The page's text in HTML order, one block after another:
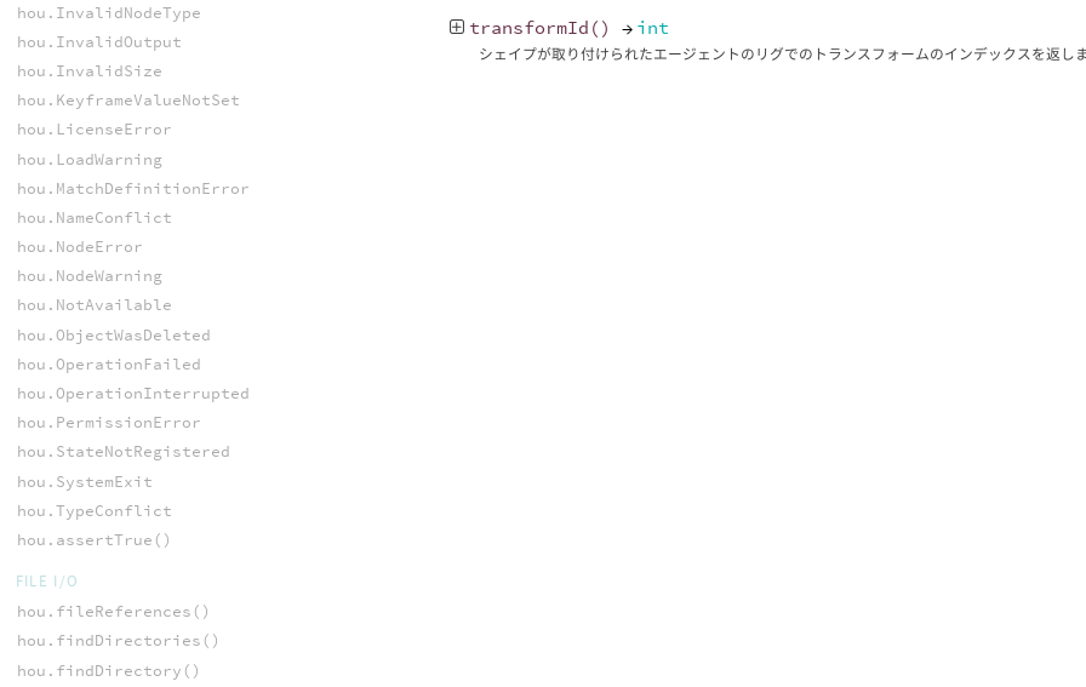
transformId () → int
シェイプが取り付けられたエージェントのリグでのトランスフォームのインデックスを返し
hou.InvalidNodeType
hou.InvalidOutput
hou.InvalidSize
hou.KeyframeValueNotSet
hou.LicenseError
hou.LoadWarning
hou.MatchDefinitionError
hou.NameConflict
hou.NodeError
hou.NodeWarning
hou.NotAvailable
hou.ObjectWasDeleted
hou.OperationFailed
hou.OperationInterrupted
hou.PermissionError
hou.StateNotRegistered
hou.SystemExit
hou.TypeConflict
hou.assertTrue()
FILE I/O
hou.fileReferences()
hou.findDirectories()
hou.findDirectory()